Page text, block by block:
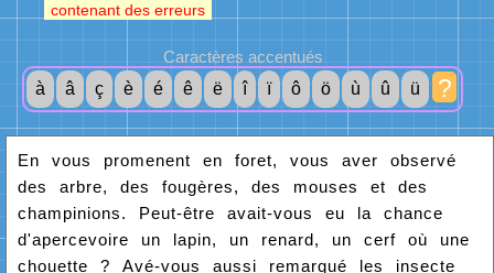
contenant des erreurs
Caractères accentués
à
â ç è é ê ë î ï ô ö ù û ü ?